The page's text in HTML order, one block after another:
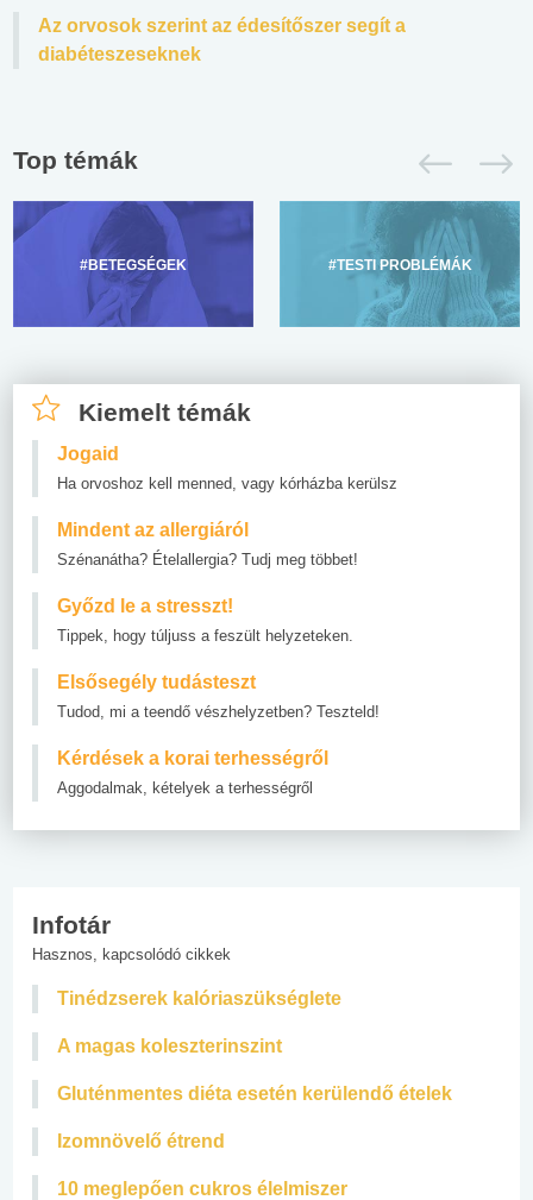
Az orvosok szerint az édesítőszer segít a
diabéteszeseknek
Top témák
#BETEGSÉGEK #TESTI PROBLÉMÁK
Kiemelt témák
Jogaid
Ha orvoshoz kell menned, vagy kórházba kerülsz
Mindent az allergiáról
Szénanátha? Ételallergia? Tudj meg többet!
Győzd le a stresszt!
Tippek, hogy túljuss a feszült helyzeteken.
Elsősegély tudásteszt
Tudod, mi a teendő vészhelyzetben? Teszteld!
Kérdések a korai terhességről
Aggodalmak, kételyek a terhességről
Infotár
Hasznos, kapcsolódó cikkek
Tinédzserek kalóriaszükséglete
A magas koleszterinszint
Gluténmentes diéta esetén kerülendő ételek
Izomnövelő étrend
10 meglepően cukros élelmiszer